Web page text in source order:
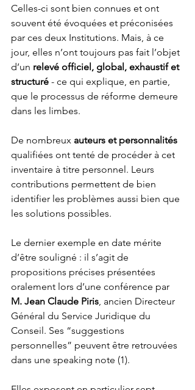
Celles-ci sont bien connues et ont
souvent été évoquées et préconisées
par ces deux Institutions. Mais, à ce
jour, elles n’ont toujours pas fait l’objet
d’un relevé officiel, global, exhaustif et
structuré - ce qui explique, en partie,
que le processus de réforme demeure
dans les limbes.
De nombreux auteurs et personnalités
qualifiées ont tenté de procéder à cet
inventaire à titre personnel. Leurs
contributions permettent de bien
identifier les problèmes aussi bien que
les solutions possibles.
Le dernier exemple en date mérite
d’être souligné : il s’agit de
propositions précises présentées
oralement lors d’une conférence par
M. Jean Claude Piris , ancien Directeur
Général du Service Juridique du
Conseil. Ses “suggestions
personnelles” peuvent être retrouvées
dans une speaking note (1).